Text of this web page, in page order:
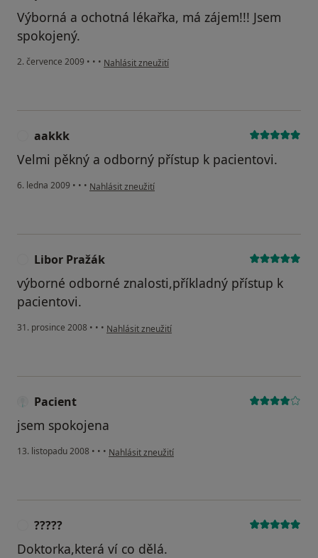
Výborná a ochotná lékařka, má zájem!!! Jsem
spokojený.
2. července 2009 • • • podle názoru uživatele pacoš
Nahlásit zneužití
aakkk
Velmi pěkný a odborný přístup k pacientovi.
6. ledna 2009 • • • podle názoru uživatele aakkk
Nahlásit zneužití
Libor Pražák
výborné odborné znalosti,příkladný přístup k
pacientovi.
31. prosince 2008 • • • podle názoru uživatele Libor Pražák
Nahlásit zneužití
Pacient
jsem spokojena
13. listopadu 2008 • • • podle názoru uživatele Pacient
Nahlásit zneužití
?????
Doktorka,která ví co dělá.